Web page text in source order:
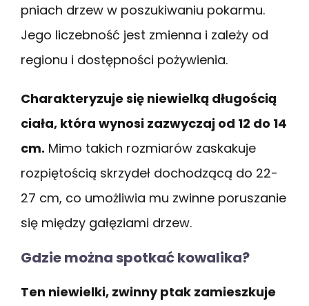
pniach drzew w poszukiwaniu pokarmu.
Jego liczebność jest zmienna i zależy od
regionu i dostępności pożywienia.
Charakteryzuje się niewielką długością
ciała, która wynosi zazwyczaj od 12 do 14
cm. Mimo takich rozmiarów zaskakuje
rozpiętością skrzydeł dochodzącą do 22-
27 cm, co umożliwia mu zwinne poruszanie
się między gałęziami drzew.
Gdzie można spotkać kowalika?
Ten niewielki, zwinny ptak zamieszkuje